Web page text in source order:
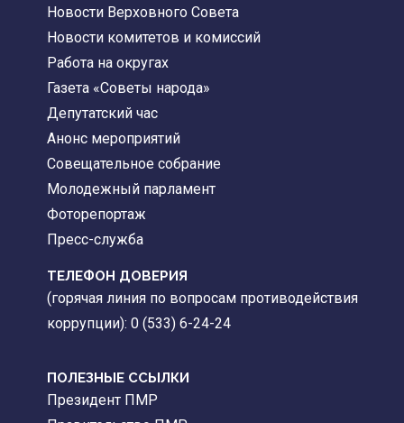
Новости Верховного Совета
Новости комитетов и комиссий
Работа на округах
Газета «Советы народа»
Депутатский час
Анонс мероприятий
Совещательное собрание
Молодежный парламент
Фоторепортаж
Пресс-служба
ТЕЛЕФОН ДОВЕРИЯ
(горячая линия по вопросам противодействия
коррупции): 0 (533) 6-24-24
ПОЛЕЗНЫЕ ССЫЛКИ
Президент ПМР